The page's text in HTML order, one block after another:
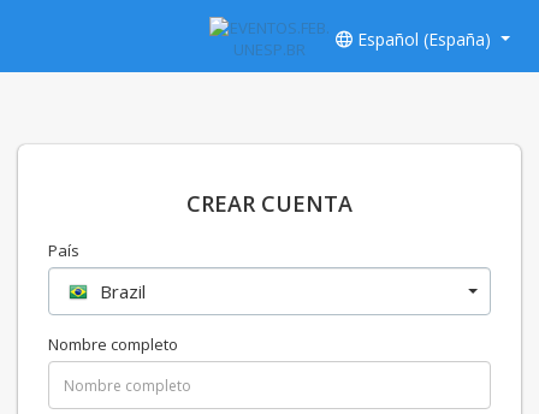
Español (España)
CREAR CUENTA
País
Brazil
Nombre completo